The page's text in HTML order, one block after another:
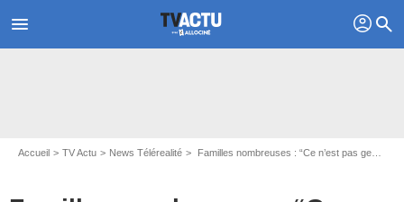
menu profil search
Accueil TV Actu News Télérealité Familles nombreuses : “Ce n’est pas gentil de faire ça”, Ambre Dol a failli se faire avoir